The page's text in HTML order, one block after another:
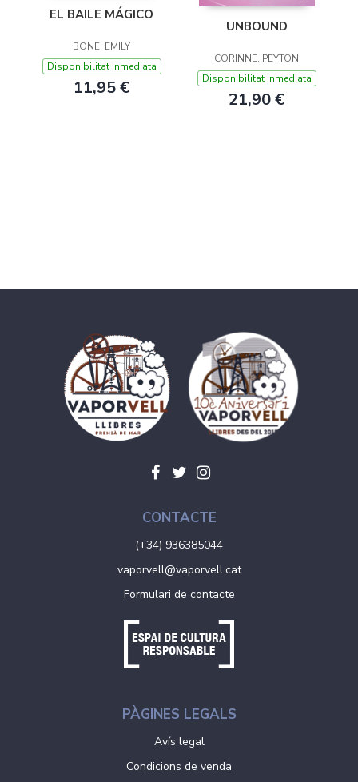
EL BAILE MÁGICO
BONE, EMILY
Disponibilitat inmediata
11,95 €
UNBOUND
CORINNE, PEYTON
Disponibilitat inmediata
21,90 €
CONTACTE
(+34) 936385044
vaporvell@vaporvell.cat
Formulari de contacte
PÀGINES LEGALS
Avís legal
Condicions de venda